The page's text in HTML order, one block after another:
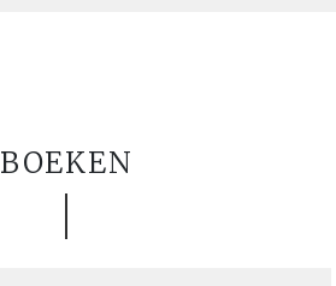
BOEKEN